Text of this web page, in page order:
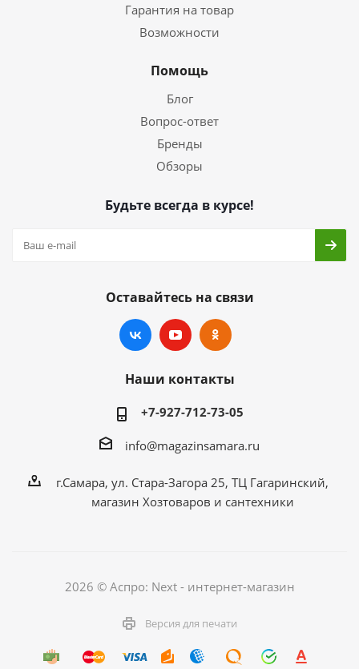
Гарантия на товар
Возможности
Помощь
Блог
Вопрос-ответ
Бренды
Обзоры
Будьте всегда в курсе!
Оставайтесь на связи
Наши контакты
+7-927-712-73-05
info@magazinsamara.ru
г.Самара, ул. Стара-Загора 25, ТЦ Гагаринский,
магазин Хозтоваров и сантехники
2026 © Аспро: Next - интернет-магазин
Версия для печати